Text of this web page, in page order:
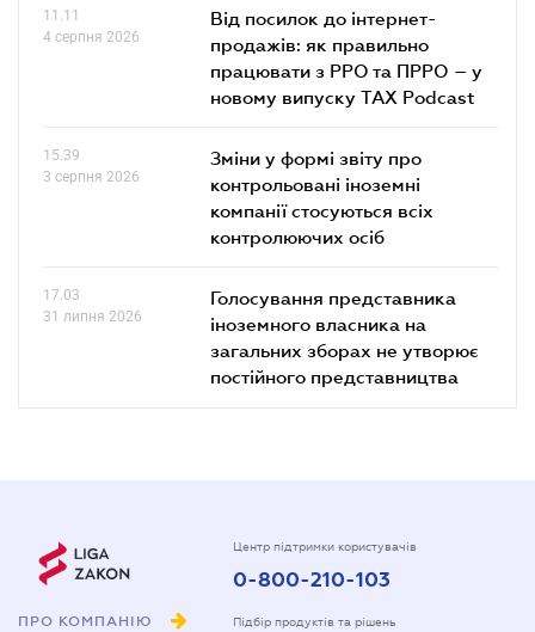
11.11
4 серпня 2026
Від посилок до інтернет-
продажів: як правильно
працювати з РРО та ПРРО – у
новому випуску TAX Podcast
15.39
3 серпня 2026
Зміни у формі звіту про
контрольовані іноземні
компанії стосуються всіх
контролюючих осіб
17.03
31 липня 2026
Голосування представника
іноземного власника на
загальних зборах не утворює
постійного представництва
ПРО КОМПАНІЮ
Центр підтримки користувачів
0-800-210-103
Підбір продуктів та рішень